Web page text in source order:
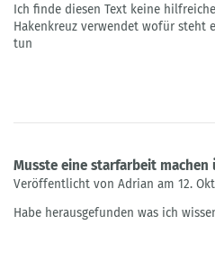
Ich finde diesen Text keine
Hakenkreuz verwendet wofür steht
tun
Musste eine starfarbeit
Veröffentlicht von Adrian am 12.
Habe herausgefunden was ich